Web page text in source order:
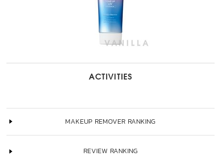
ACTIVITIES
MAKEUP REMOVER RANKING
REVIEW RANKING